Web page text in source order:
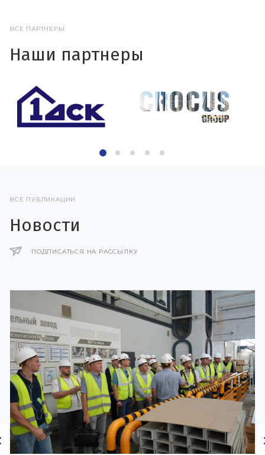
ВСЕ ПАРТНЕРЫ
Наши партнеры
ВСЕ ПУБЛИКАЦИИ
Новости
ПОДПИСАТЬСЯ НА РАССЫЛКУ